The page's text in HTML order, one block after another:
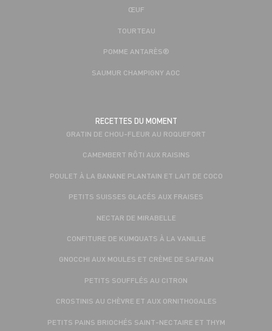
ŒUF
TOURTEAU
POMME ANTARÈS®
SAUMUR CHAMPIGNY AOC
RECETTES DU MOMENT
GRATIN DE CHOU-FLEUR AU ROQUEFORT
CAMEMBERT RÔTI AUX RAISINS
POULET À LA BANANE PLANTAIN ET LAIT DE COCO
PETITS SUISSES GLACÉS AUX FRAISES
NECTAR DE MIRABELLE
CONFITURE DE KUMQUATS À LA VANILLE
GNOCCHI AUX MOULES ET CRÈME DE SAFRAN
PETITS SOUFFLÉS AU CITRON
CROSTINIS AU CHÈVRE ET AUX ORNITHOGALES
PETITS PAINS BRIOCHÉS SAINT-NECTAIRE ET THYM